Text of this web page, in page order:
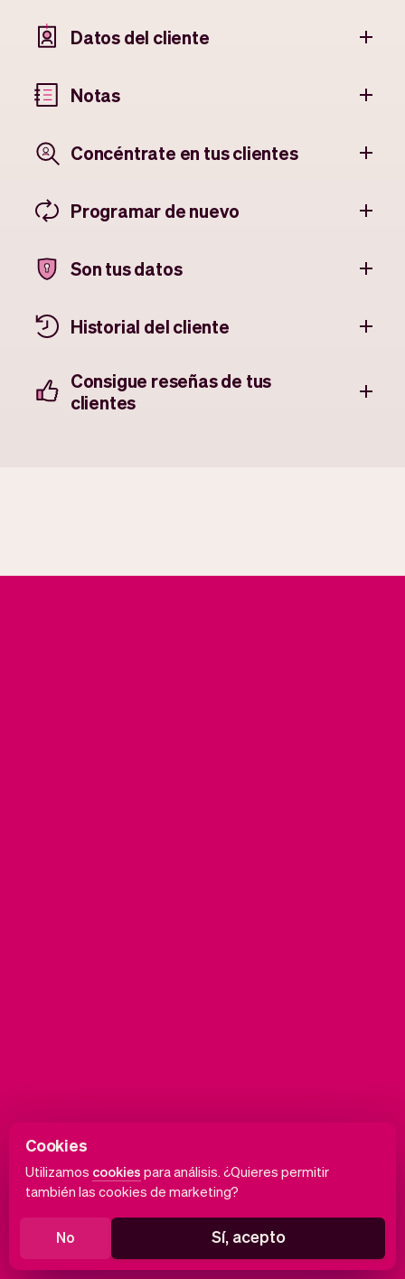
Datos del cliente
Notas
Concéntrate en tus clientes
Programar de nuevo
Son tus datos
Historial del cliente
Consigue reseñas de tus
clientes
Cookies
Utilizamos cookies para análisis. ¿Quieres permitir
también las cookies de marketing?
No Sí, acepto